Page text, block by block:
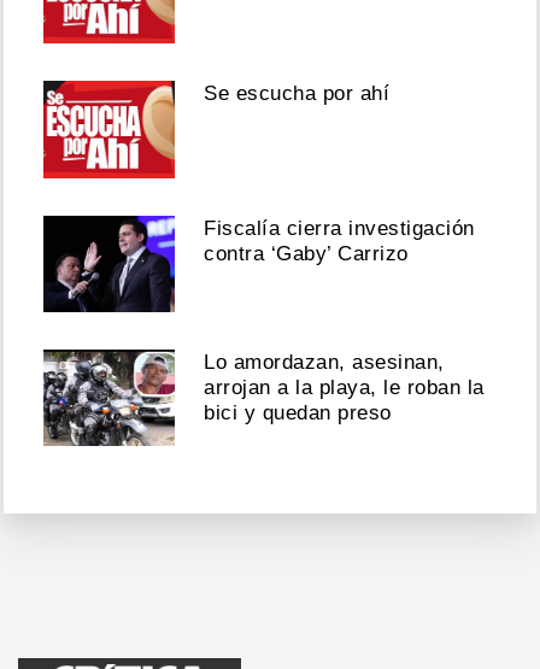
Se escucha por ahí
Fiscalía cierra investigación
contra ‘Gaby’ Carrizo
Lo amordazan, asesinan,
arrojan a la playa, le roban la
bici y quedan preso